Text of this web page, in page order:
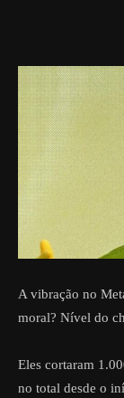
A vibração no
moral? Nível do
Eles cortaram
no total desde o